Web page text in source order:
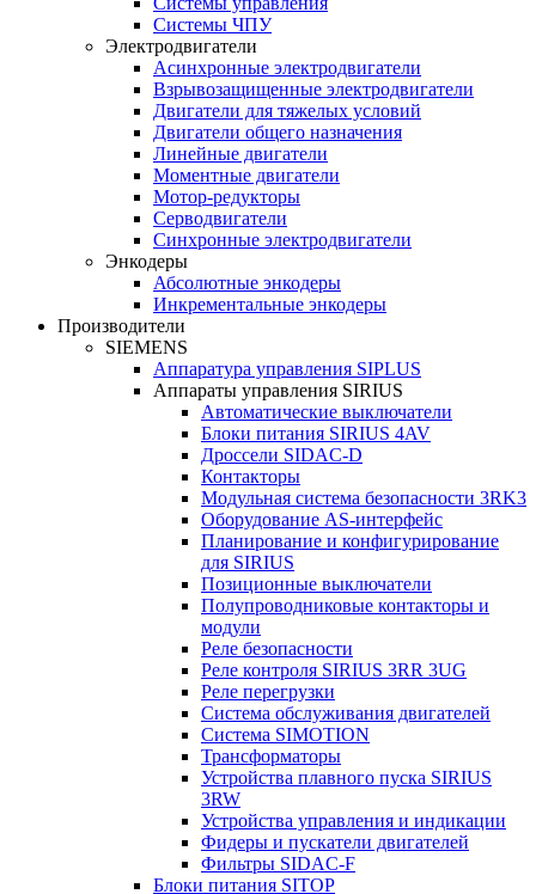
Системы ЧПУ
Электродвигатели
Асинхронные электродвигатели
Взрывозащищенные электродвигатели
Двигатели для тяжелых условий
Двигатели общего назначения
Линейные двигатели
Моментные двигатели
Мотор-редукторы
Серводвигатели
Синхронные электродвигатели
Энкодеры
Абсолютные энкодеры
Инкрементальные энкодеры
Производители
SIEMENS
Аппаратура управления SIPLUS
Аппараты управления SIRIUS
Автоматические выключатели
Блоки питания SIRIUS 4AV
Дроссели SIDAC-D
Контакторы
Модульная система безопасности 3RK3
Оборудование AS-интерфейс
Планирование и конфигурирование
для SIRIUS
Позиционные выключатели
Полупроводниковые контакторы и
модули
Реле безопасности
Реле контроля SIRIUS 3RR 3UG
Реле перегрузки
Сиcтема обслуживания двигателей
Система SIMOTION
Трансформаторы
Устройства плавного пуска SIRIUS
3RW
Устройства управления и индикации
Фидеры и пускатели двигателей
Фильтры SIDAC-F
Блоки питания SITOP